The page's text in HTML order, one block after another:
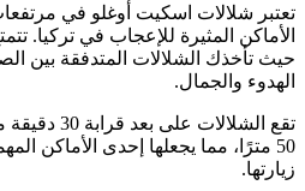
تعتبر شلالات اسكيت أوغلو في
الأماكن المثيرة للإعجاب في تركيا.
حيث تأخذك الشلالات المتدفقة بين
الهدوء والجمال.
تقع
50 مترًا، مما يجعلها إحدى الأماكن
زيارتها.